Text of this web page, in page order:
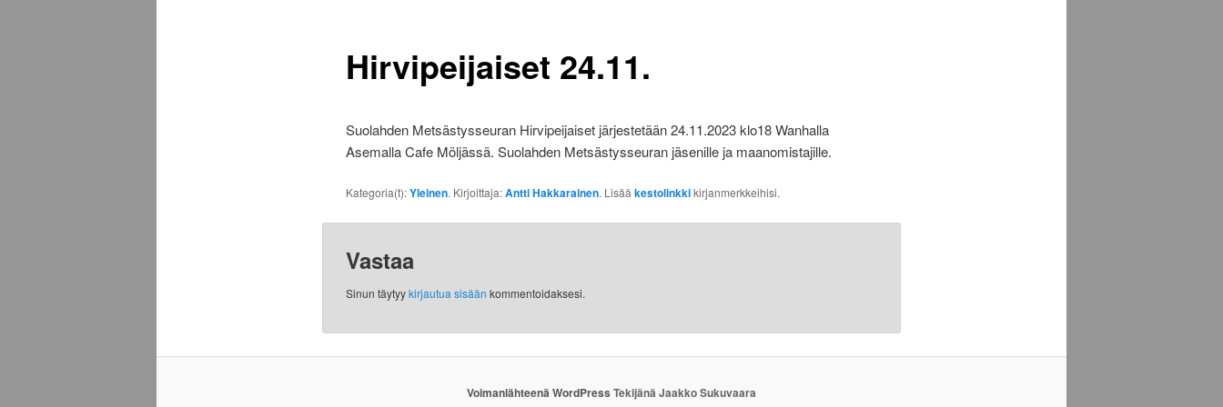
Hirvipeijaiset 24.11.
Suolahden Metsästysseuran Hirvipeijaiset järjestetään 24.11.2023 klo18 Wanhalla
Asemalla Cafe Möljässä. Suolahden Metsästysseuran jäsenille ja maanomistajille.
Kategoria(t):Yleinen. Kirjoittaja:Antti Hakkarainen. Lisää kestolinkkikirjanmerkkeihisi.
Vastaa
Sinun täytyykirjautua sisään kommentoidaksesi.
Voimanlähteenä WordPress Tekijänä Jaakko Sukuvaara